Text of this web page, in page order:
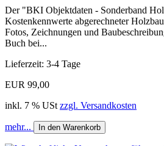
Der "BKI Objektdaten - Sonderband
Kostenkennwerte abgerechneter
Fotos, Zeichnungen und
Buch bei...
Lieferzeit: 3-4 Tage
EUR 99,00
inkl. 7 % USt zzgl. Versandkosten
mehr... In den Warenkorb